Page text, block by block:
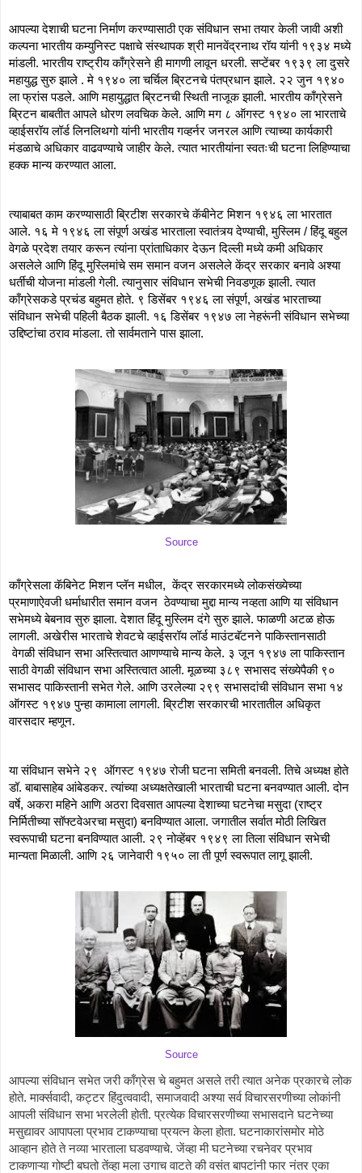
आपल्या देशाची घटना निर्माण करण्यासाठी एक संविधान सभा तयार केली जावी अशी
कल्पना भारतीय कम्युनिस्ट पक्षाचे संस्थापक श्री मानवेंद्रनाथ रॉय यांनी १९३४ मध्ये
मांडली. भारतीय राष्ट्रीय काँग्रेसने ही मागणी लावून धरली. सप्टेंबर १९३९ ला दुसरे
महायुद्ध सुरु झाले . मे १९४० ला चर्चिल ब्रिटनचे पंतप्रधान झाले. २२ जुन १९४०
ला फ्रांस पडले. आणि महायुद्धात ब्रिटनची स्थिती नाजूक झाली. भारतीय काँग्रेसने
ब्रिटन बाबतीत आपले धोरण लवचिक केले. आणि मग ८ ऑगस्ट १९४० ला भारताचे
व्हाईसरॉय लॉर्ड लिनलिथगो यांनी भारतीय गव्हर्नर जनरल आणि त्याच्या कार्यकारी
मंडळाचे अधिकार वाढवण्याचे जाहीर केले. त्यात भारतीयांना स्वतःची घटना लिहिण्याचा
हक्क मान्य करण्यात आला.
त्याबाबत काम करण्यासाठी ब्रिटीश सरकारचे कॅबीनेट मिशन १९४६ ला भारतात
आले. १६ मे १९४६ ला संपूर्ण अखंड भारताला स्वातंत्र्य देण्याची, मुस्लिम / हिंदू बहुल
वेगळे प्रदेश तयार करून त्यांना प्रांताधिकार देऊन दिल्ली मध्ये कमी अधिकार
असलेले आणि हिंदू मुस्लिमांचे सम समान वजन असलेले केंद्र सरकार बनावे अश्या
धर्तीची योजना मांडली गेली. त्यानुसार संविधान सभेची निवडणूक झाली. त्यात
काँग्रेसकडे प्रचंड बहुमत होते. ९ डिसेंबर १९४६ ला संपूर्ण, अखंड भारताच्या
संविधान सभेची पहिली बैठक झाली. १६ डिसेंबर १९४७ ला नेहरूंनी संविधान सभेच्या
उद्दिष्टांचा ठराव मांडला. तो सार्वमताने पास झाला.
Source
काँग्रेसला कॅबिनेट मिशन प्लॅन मधील,  केंद्र सरकारमध्ये लोकसंख्येच्या
प्रमाणाऐवजी धर्माधारीत समान वजन  ठेवण्याचा मुद्दा मान्य नव्हता आणि या संविधान
सभेमध्ये बेबनाव सुरु झाला. देशात हिंदू मुस्लिम दंगे सुरु झाले. फाळणी अटळ होऊ
लागली. अखेरीस भारताचे शेवटचे व्हाईसरॉय लॉर्ड माउंटबॅटनने पाकिस्तानसाठी
वेगळी संविधान सभा अस्तित्वात आणण्याचे मान्य केले. ३ जून १९४७ ला पाकिस्तान
साठी वेगळी संविधान सभा अस्तित्वात आली. मूळच्या ३८९ सभासद संख्येपैकी ९०
सभासद पाकिस्तानी सभेत गेले. आणि उरलेल्या २९९ सभासदांची संविधान सभा १४
ऑगस्ट १९४७ पुन्हा कामाला लागली. ब्रिटीश सरकारची भारतातील अधिकृत
वारसदार म्हणून.
या संविधान सभेने २९  ऑगस्ट १९४७ रोजी घटना समिती बनवली. तिचे अध्यक्ष होते
डॉ. बाबासाहेब आंबेडकर. त्यांच्या अध्यक्षतेखाली भारताची घटना बनवण्यात आली. दोन
वर्षे, अकरा महिने आणि अठरा दिवसात आपल्या देशाच्या घटनेचा मसुदा (राष्ट्र
निर्मितीच्या सॉफ्टवेअरचा मसुदा) बनविण्यात आला. जगातील सर्वात मोठी लिखित
स्वरूपाची घटना बनविण्यात आली. २९ नोव्हेंबर १९४९ ला तिला संविधान सभेची
मान्यता मिळाली. आणि २६ जानेवारी १९५० ला ती पूर्ण स्वरूपात लागू झाली.
Source
आपल्या संविधान सभेत जरी काँग्रेस चे बहुमत असले तरी त्यात अनेक प्रकारचे लोक
होते. मार्क्सवादी, कट्टर हिंदुत्ववादी, समाजवादी अश्या सर्व विचारसरणीच्या लोकांनी
आपली संविधान सभा भरलेली होती. प्रत्येक विचारसरणीच्या सभासदाने घटनेच्या
मसुद्यावर आपापला प्रभाव टाकण्याचा प्रयत्न केला होता. घटनाकारांसमोर मोठे
आव्हान होते ते नव्या भारताला घडवण्याचे. जेंव्हा मी घटनेच्या रचनेवर प्रभाव
टाकणाऱ्या गोष्टी बघतो तेंव्हा मला उगाच वाटते की वसंत बापटांनी फार नंतर एका